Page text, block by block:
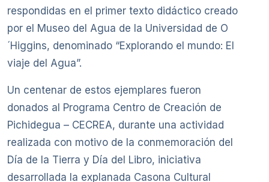
respondidas en el primer texto didáctico creado
por el Museo del Agua de la Universidad de O
´Higgins, denominado “Explorando el mundo: El
viaje del Agua”.
Un centenar de estos ejemplares fueron
donados al Programa Centro de Creación de
Pichidegua – CECREA, durante una actividad
realizada con motivo de la conmemoración del
Día de la Tierra y Día del Libro, iniciativa
desarrollada la explanada Casona Cultural